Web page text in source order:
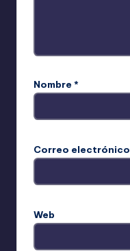
Nombre *
Correo electrónico
Web